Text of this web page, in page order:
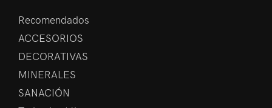
Recomendados
ACCESORIOS
DECORATIVAS
MINERALES
SANACIÓN